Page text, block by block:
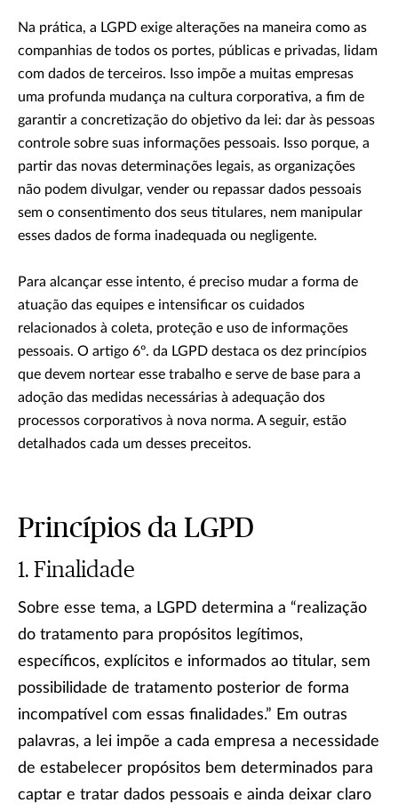
Na prática, a LGPD exige alterações na maneira como as
companhias de todos os portes, públicas e privadas, lidam
com dados de terceiros. Isso impõe a muitas empresas
uma profunda mudança na cultura corporativa, a fim de
garantir a concretização do objetivo da lei: dar às pessoas
controle sobre suas informações pessoais. Isso porque, a
partir das novas determinações legais, as organizações
não podem divulgar, vender ou repassar dados pessoais
sem o consentimento dos seus titulares, nem manipular
esses dados de forma inadequada ou negligente.
Para alcançar esse intento, é preciso mudar a forma de
atuação das equipes e intensificar os cuidados
relacionados à coleta, proteção e uso de informações
pessoais. O artigo 6º. da LGPD destaca os dez princípios
que devem nortear esse trabalho e serve de base para a
adoção das medidas necessárias à adequação dos
processos corporativos à nova norma. A seguir, estão
detalhados cada um desses preceitos.
Princípios da LGPD
Finalidade
Sobre esse tema, a LGPD determina a “realização
do tratamento para propósitos legítimos,
específicos, explícitos e informados ao titular, sem
possibilidade de tratamento posterior de forma
incompatível com essas finalidades.” Em outras
palavras, a lei impõe a cada empresa a necessidade
de estabelecer propósitos bem determinados para
captar e tratar dados pessoais e ainda deixar claro